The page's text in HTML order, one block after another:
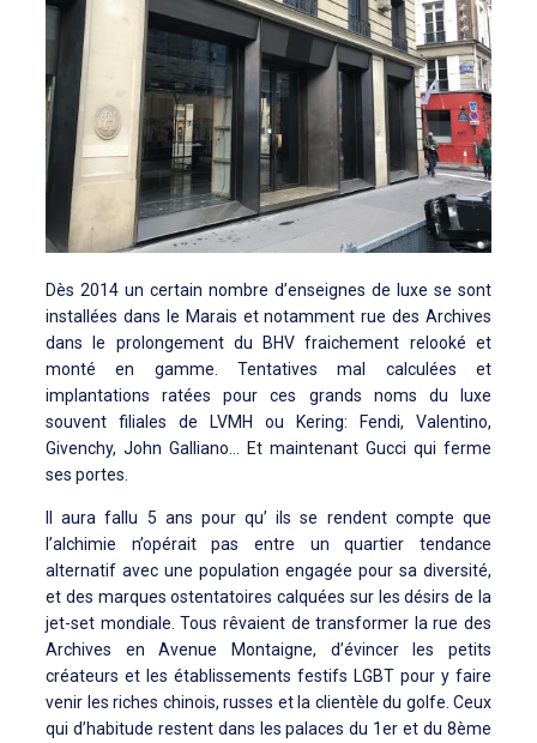
Dès 2014 un certain nombre d’enseignes de luxe se sont
installées dans le Marais et notamment rue des Archives
dans le prolongement du BHV fraichement relooké et
monté en gamme. Tentatives mal calculées et
implantations ratées pour ces grands noms du luxe
souvent filiales de LVMH ou Kering: Fendi, Valentino,
Givenchy, John Galliano… Et maintenant Gucci qui ferme
ses portes.
Il aura fallu 5 ans pour qu’ ils se rendent compte que
l’alchimie n’opérait pas entre un quartier tendance
alternatif avec une population engagée pour sa diversité,
et des marques ostentatoires calquées sur les désirs de la
jet-set mondiale. Tous rêvaient de transformer la rue des
Archives en Avenue Montaigne, d’évincer les petits
créateurs et les établissements festifs LGBT pour y faire
venir les riches chinois, russes et la clientèle du golfe. Ceux
qui d’habitude restent dans les palaces du 1er et du 8ème